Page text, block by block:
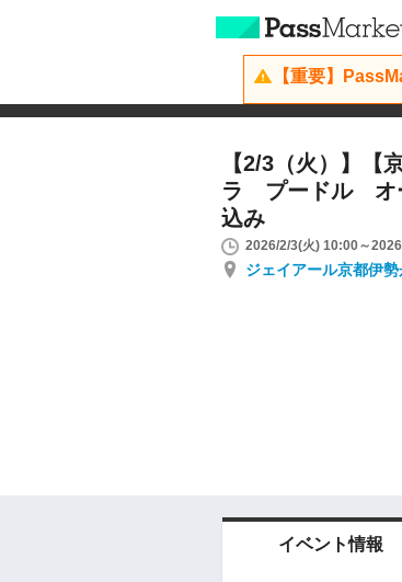
【重要】
【2/3（火）】【
ラ プードル オ
込み
2026/2/3(火) 10:00～
ジェイアール京都伊
イベント情報